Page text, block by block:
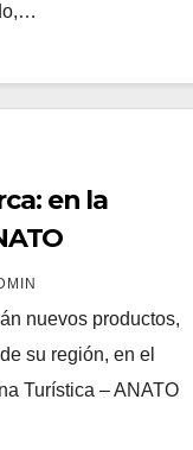
en la
nuevos productos,
su región, en el
Turística – ANATO